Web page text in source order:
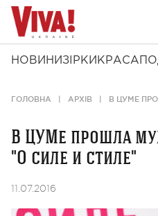
НОВИНИ ЗІРКИ КРАСА
ГОЛОВНА АРХІВ В ЦУМЕ
В ЦУМе прошла
"О силе и стиле"
11.07.2016